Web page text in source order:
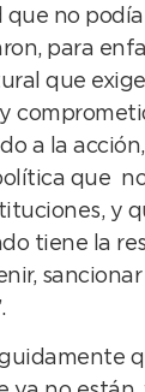
que no
para
que
a la
que
y
tiene la